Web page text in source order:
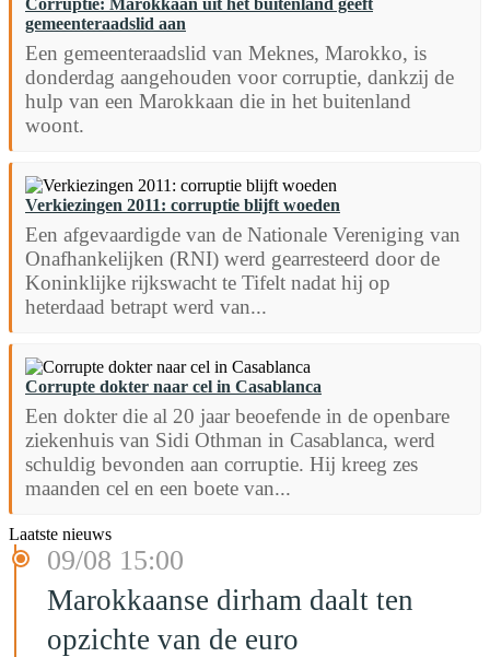
Corruptie: Marokkaan uit het buitenland geeft
gemeenteraadslid aan
Een gemeenteraadslid van Meknes, Marokko, is
donderdag aangehouden voor corruptie, dankzij de
hulp van een Marokkaan die in het buitenland
woont.
Verkiezingen 2011: corruptie blijft woeden
Een afgevaardigde van de Nationale Vereniging van
Onafhankelijken (RNI) werd gearresteerd door de
Koninklijke rijkswacht te Tifelt nadat hij op
heterdaad betrapt werd van...
Corrupte dokter naar cel in Casablanca
Een dokter die al 20 jaar beoefende in de openbare
ziekenhuis van Sidi Othman in Casablanca, werd
schuldig bevonden aan corruptie. Hij kreeg zes
maanden cel en een boete van...
Laatste nieuws
09/08 15:00
Marokkaanse dirham daalt ten
opzichte van de euro